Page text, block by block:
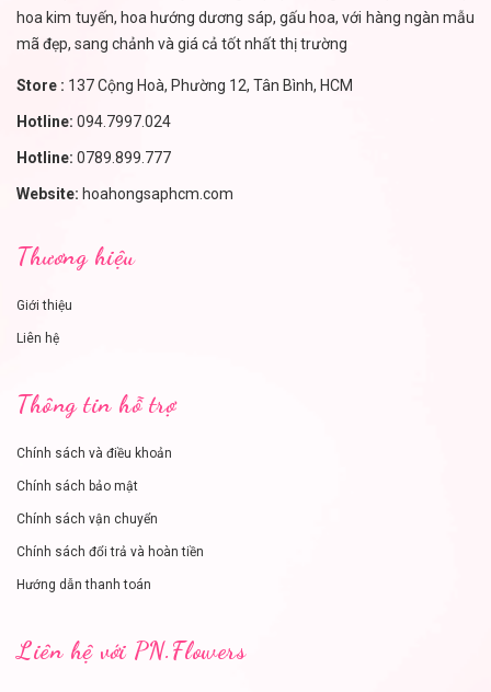
hoa kim tuyến, hoa hướng dương sáp, gấu hoa, với hàng ngàn mẫu
mã đẹp, sang chảnh và giá cả tốt nhất thị trường
Store : 137 Cộng Hoà, Phường 12, Tân Bình, HCM
Hotline: 094.7997.024
Hotline: 0789.899.777
Website: hoahongsaphcm.com
Thương hiệu
Giới thiệu
Liên hệ
Thông tin hỗ trợ
Chính sách và điều khoản
Chính sách bảo mật
Chính sách vận chuyển
Chính sách đổi trả và hoàn tiền
Hướng dẫn thanh toán
Liên hệ với PN.Flowers